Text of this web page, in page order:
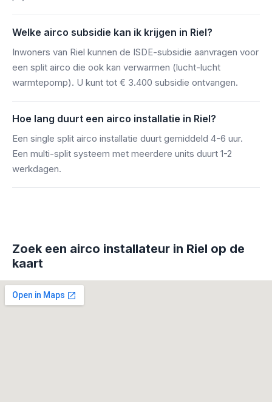
Welke airco subsidie kan ik krijgen in Riel?
Inwoners van Riel kunnen de ISDE-subsidie aanvragen voor
een split airco die ook kan verwarmen (lucht-lucht
warmtepomp). U kunt tot € 3.400 subsidie ontvangen.
Hoe lang duurt een airco installatie in Riel?
Een single split airco installatie duurt gemiddeld 4-6 uur.
Een multi-split systeem met meerdere units duurt 1-2
werkdagen.
Zoek een airco installateur in Riel op de
kaart